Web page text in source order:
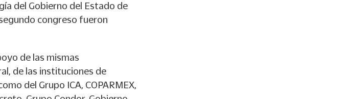
del Gobierno del Estado de
congreso fueron
de las mismas
de las instituciones de
del Grupo ICA, COPARMEX,